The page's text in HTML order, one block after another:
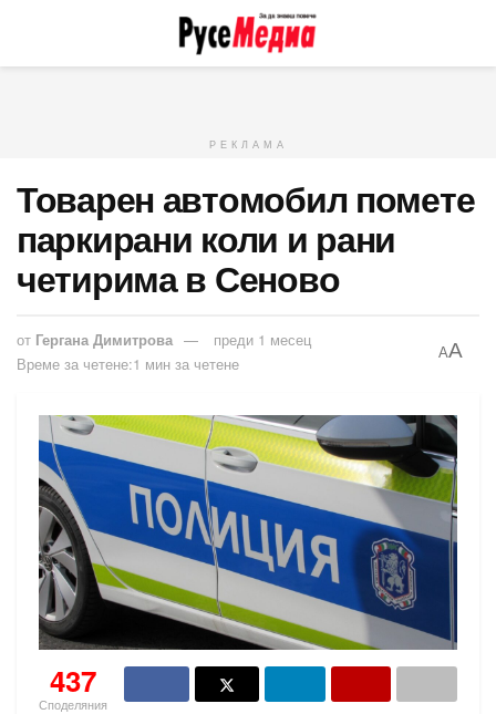
РЕКЛАМА
Товарен автомобил помете
паркирани коли и рани
четирима в Сеново
от Гергана Димитрова
преди 1 месец
Време за четене:1 мин за четене
AA
437
Споделяния